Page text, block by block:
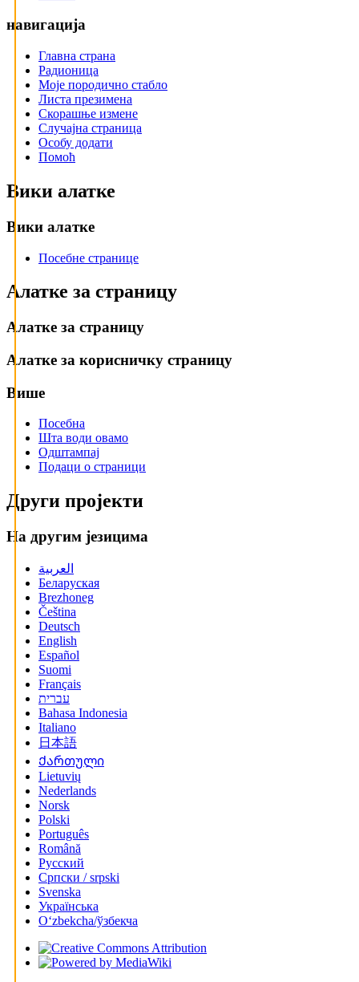
навигација
Главна страна
Радионица
Моје породично стабло
Листа презимена
Скорашње измене
Случајна страница
Особу додати
Помоћ
Вики алатке
Вики алатке
Посебне странице
Алатке за страницу
Алатке за страницу
Алатке за корисничку страницу
Више
Посебна
Шта води овамо
Одштампај
Подаци о страници
Други пројекти
На другим језицима
العربية
Беларуская
Brezhoneg
Čeština
Deutsch
English
Español
Suomi
Français
עברית
Bahasa Indonesia
Italiano
日本語
Ქართული
Lietuvių
Nederlands
Norsk
Polski
Português
Română
Русский
Српски / srpski
Svenska
Українська
Oʻzbekcha/ўзбекча